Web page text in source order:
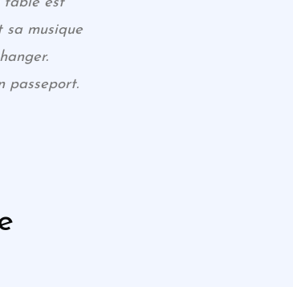
sa musique
passeport.